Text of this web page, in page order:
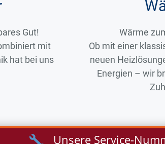
Gut!
mit
hat bei uns
Wärme
Ob mit einer
neuen
Energien – wir
Unsere Service-